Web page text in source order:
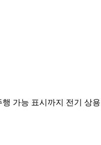
가능 표시까지 전기 상